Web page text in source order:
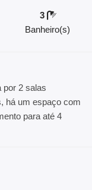
3
Banheiro(s)
por 2 salas
há um espaço com
para até 4